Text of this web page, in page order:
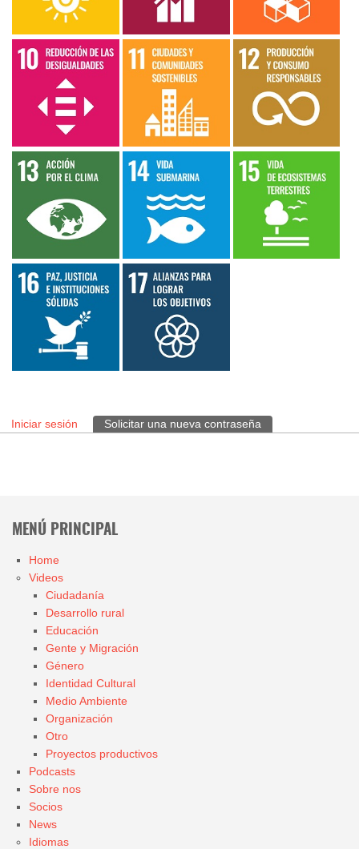
Solapas principales
Iniciar sesión Solicitar una nueva contraseña
MENÚ PRINCIPAL
Home
Videos
Ciudadanía
Desarrollo rural
Educación
Gente y Migración
Género
Identidad Cultural
Medio Ambiente
Organización
Otro
Proyectos productivos
Podcasts
Sobre nos
Socios
News
Idiomas